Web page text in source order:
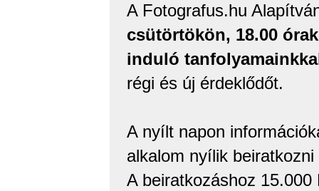
A Fotografus.hu
csütörtökön, 18.00
induló
régi és új érdeklődőt.
A nyílt napon
alkalom nyílik
A beiratkozáshoz